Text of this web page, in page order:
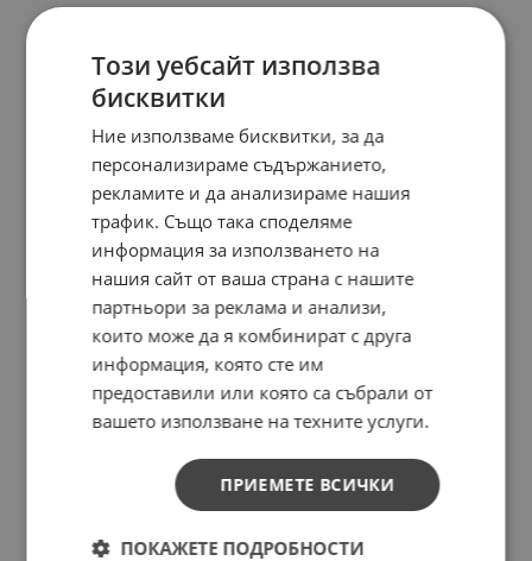
Този уебсайт използва
бисквитки
Ние използваме бисквитки, за да
персонализираме съдържанието,
рекламите и да анализираме нашия
трафик. Също така споделяме
информация за използването на
нашия сайт от ваша страна с нашите
партньори за реклама и анализи,
които може да я комбинират с друга
информация, която сте им
предоставили или която са събрали от
вашето използване на техните услуги.
ПРИЕМЕТЕ ВСИЧКИ
ПОКАЖЕТЕ ПОДРОБНОСТИ